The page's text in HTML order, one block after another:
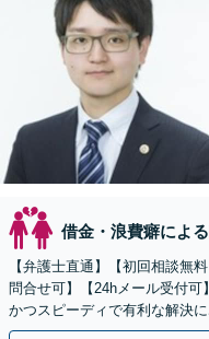
借金・浪費癖によ
【弁護士直通】【初回相談無
問合せ可】【24hメール受付
かつスピーディで有利な解決に